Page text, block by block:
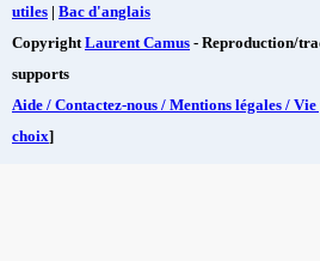
utiles | Bac d'anglais
Copyright Laurent Camus - Reproduction/
supports
Aide / Contactez-nous / Mentions légales /
choix]